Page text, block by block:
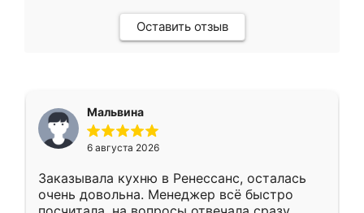
Оставить отзыв
Мальвина
6 августа 2026
Заказывала кухню в Ренессанс, осталась
очень довольна. Менеджер всё быстро